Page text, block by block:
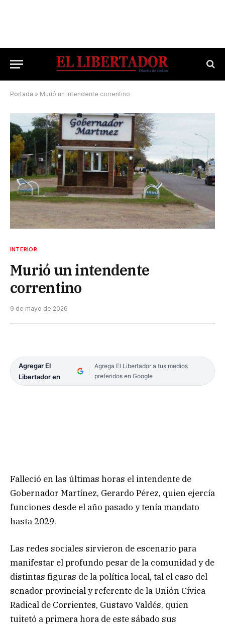
Portada » Murió un intendente correntino
INTERIOR
Murió un intendente
correntino
9 de mayo de 2026
Agregar El
Libertador en
Agrega El Libertador a tus medios
preferidos en Google
Falleció en las últimas horas el intendente de
Gobernador Martínez, Gerardo Pérez, quien ejercía
funciones desde el año pasado y tenía mandato
hasta 2029.
Las redes sociales sirvieron de escenario para
manifestar el profundo pesar de la comunidad y de
distintas figuras de la política local, tal el caso del
senador provincial y referente de la Unión Cívica
Radical de Corrientes, Gustavo Valdés, quien
tuitetó a primera hora de este sábado sus